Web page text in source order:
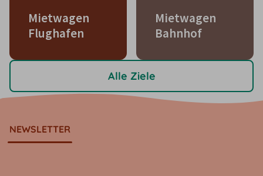
Mietwagen
Flughafen
Mietwagen
Bahnhof
Alle Ziele
NEWSLETTER